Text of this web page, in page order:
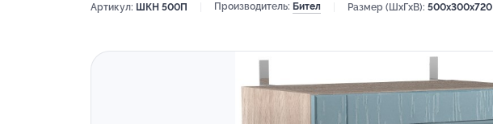
Артикул: ШКН 500П Производитель: Бител Размер (ШхГхВ): 500x300x720